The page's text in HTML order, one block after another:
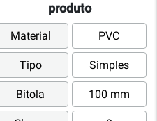
produto
Material PVC
Tipo Simples
Bitola 100 mm